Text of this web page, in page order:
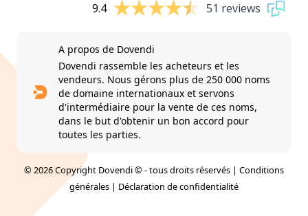
9.4 51 reviews
A propos de Dovendi
Dovendi rassemble les acheteurs et les
vendeurs. Nous gérons plus de 250 000 noms
de domaine internationaux et servons
d'intermédiaire pour la vente de ces noms,
dans le but d'obtenir un bon accord pour
toutes les parties.
© 2026 Copyright Dovendi © - tous droits réservés | Conditions
générales | Déclaration de confidentialité